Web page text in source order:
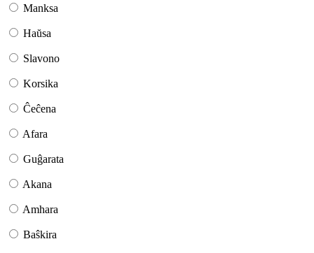
Manksa
Haŭsa
Slavono
Korsika
Ĉeĉena
Afara
Guĝarata
Akana
Amhara
Baŝkira